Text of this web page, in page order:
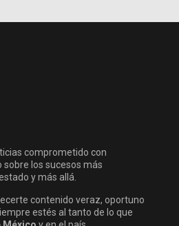
comprometido con
los sucesos más
y más allá.
contenido veraz, oportuno
estés al tanto de lo que